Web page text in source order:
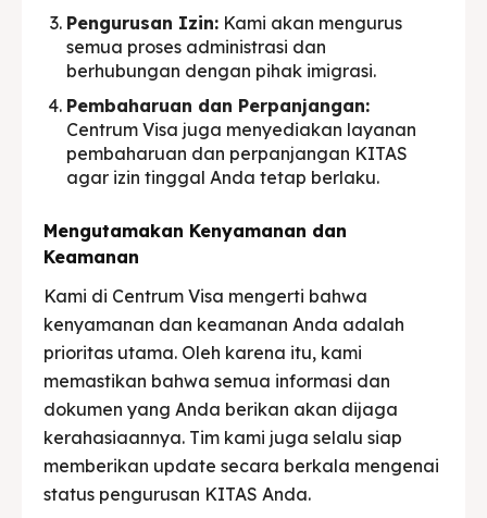
Pengurusan Izin: Kami akan mengurus
semua proses administrasi dan
berhubungan dengan pihak imigrasi.
Pembaharuan dan Perpanjangan:
Centrum Visa juga menyediakan layanan
pembaharuan dan perpanjangan KITAS
agar izin tinggal Anda tetap berlaku.
Mengutamakan Kenyamanan dan
Keamanan
Kami di Centrum Visa mengerti bahwa
kenyamanan dan keamanan Anda adalah
prioritas utama. Oleh karena itu, kami
memastikan bahwa semua informasi dan
dokumen yang Anda berikan akan dijaga
kerahasiaannya. Tim kami juga selalu siap
memberikan update secara berkala mengenai
status pengurusan KITAS Anda.